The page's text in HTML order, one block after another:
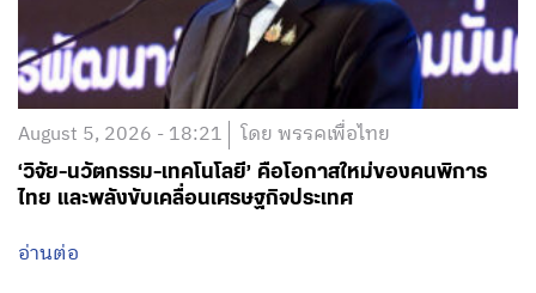
August 5, 2026 - 18:21 โดย พรรคเพื่อไทย
‘วิจัย-นวัตกรรม-เทคโนโลยี’ คือโอกาสใหม่ของคนพิการ
ไทย และพลังขับเคลื่อนเศรษฐกิจประเทศ
อ่านต่อ